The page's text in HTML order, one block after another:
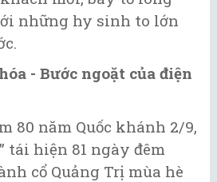
những hy sinh to lớn
- Bước ngoặt của điện
80 năm Quốc khánh 2/9,
tái hiện 81 ngày đêm
cổ Quảng Trị mùa hè